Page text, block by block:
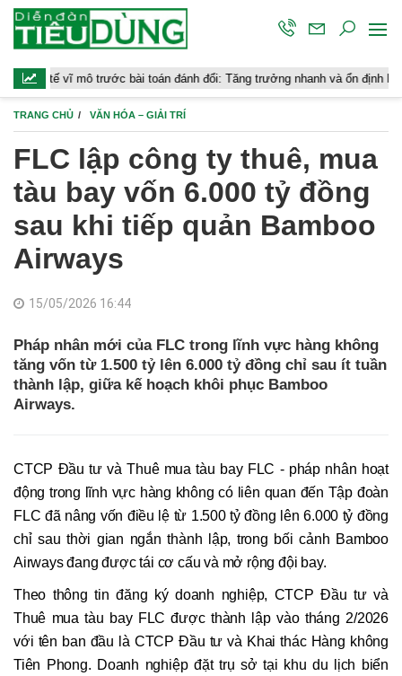
trước bài toán đánh đổi: Tăng trưởng nhanh và ổn định bền vững
TRANG CHỦ VĂN HÓA – GIẢI TRÍ
FLC lập công ty thuê, mua
tàu bay vốn 6.000 tỷ đồng
sau khi tiếp quản Bamboo
Airways
15/05/2026 16:44
Pháp nhân mới của FLC trong lĩnh vực hàng không
tăng vốn từ 1.500 tỷ lên 6.000 tỷ đồng chỉ sau ít tuần
thành lập, giữa kế hoạch khôi phục Bamboo
Airways.
CTCP Đầu tư và Thuê mua tàu bay FLC - pháp nhân hoạt
động trong lĩnh vực hàng không có liên quan đến Tập đoàn
FLC đã nâng vốn điều lệ từ 1.500 tỷ đồng lên 6.000 tỷ đồng
chỉ sau thời gian ngắn thành lập, trong bối cảnh Bamboo
Airways đang được tái cơ cấu và mở rộng đội bay.
Theo thông tin đăng ký doanh nghiệp, CTCP Đầu tư và
Thuê mua tàu bay FLC được thành lập vào tháng 2/2026
với tên ban đầu là CTCP Đầu tư và Khai thác Hàng không
Tiên Phong. Doanh nghiệp đặt trụ sở tại khu du lịch biển